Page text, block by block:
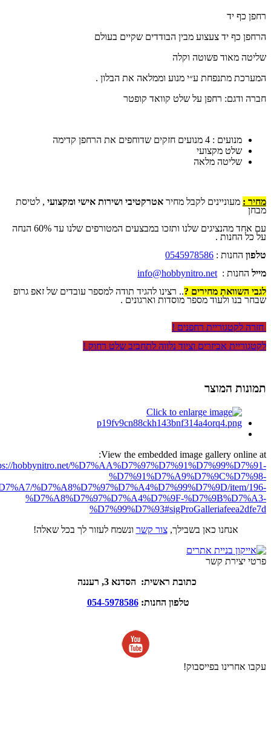
רחפן כף יד
הרחפן כף יד צעצוע מבין הבודדים שקיים בעולם
שליטה מאוד פשוטה וקלה
המערכת מתנפחת ע״י מנוע וממלאה את הבלון .
חברה ודגם: רחפן על שלט קוואד קופטר
מנועים : 4 מנועים חזקים שדוחפים את הרחפן קדימה
שלט מקצועי
שליטה מלאה
מחיר : מעוניינים לקבל מחיר אטרקטיבי ושירות אישי ומקצועי , לטיסת
מבחן
עם אחד מהנציגים שלנו ותזכו במבצעים המטורפים שלנו עד 60% הנחה
על כל החנות .
טלפון החנות : 0545978586
מייל החנות : info@hobbynitro.net
לגבי השוואת מחירים ?.. רצינו להגיד תודה למספר עובדים של זאפ גרופ
שבחר בנו ולעוד מספר מוסדות וארגונים .
חזרה לקטגוריית רחפנים !
לקטגוריית אביזרים וציוד נלווה לתחביב שלט רחוק !
תמונות המוצר
View the embedded image gallery online at:
hobbynitro.net/%D7%AA%D7%97%D7%91%D7%99%D7%91-
%D7%91%D7%A9%D7%9C%D7%98-
%D7%A8%D7%97%D7%A4%D7%99%D7%9D/item/196-
%D7%A8%D7%97%D7%A4%D7%9F-%D7%9B%D7%A3-
%D7%99%D7%93#sigProGalleriafeea2dfe7d
אנחנו כאן בשבילך,צור קשר ונשמח לעזור לך בכל שאלה!
פרטי יצירת קשר
כתובת ראשית: הסדנא 3, רעננה
טלפון החנות:054-5978586
עקבו אחרינו בפייסבוק!